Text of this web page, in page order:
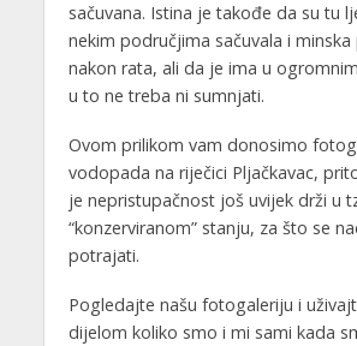
sačuvana. Istina je takođe da su tu
nekim područjima sačuvala i
nakon rata, ali da je ima u
u to ne treba ni sumnjati.
Ovom prilikom vam donosimo
vodopada na riječici Pljačkavac,
je nepristupačnost još uvijek drži u
“konzerviranom” stanju, za što se
potrajati.
Pogledajte našu fotogaleriju i
dijelom koliko smo i mi sami kada